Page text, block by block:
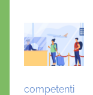
competenti